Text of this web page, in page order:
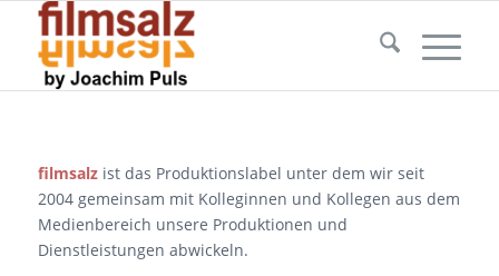
filmsalzist das Produktionslabel unter dem wir seit
2004 gemeinsam mit Kolleginnen und Kollegen aus dem
Medienbereich unsere Produktionen und
Dienstleistungen abwickeln.